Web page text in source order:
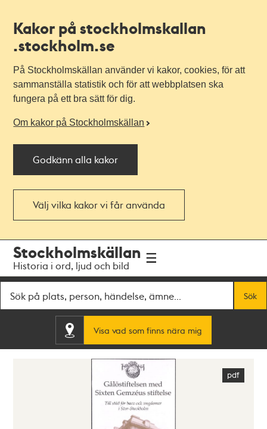
Kakor på stockholmskallan
.stockholm.se
På Stockholmskällan använder vi kakor, cookies, för att
sammanställa statistik och för att webbplatsen ska
fungera på ett bra sätt för dig.
Om kakor på Stockholmskällan
Godkänn alla kakor
Välj vilka kakor vi får använda
navigationen
huvudinnehållet
Stockholmskällan
Historia i ord, ljud och bild
Sök
Visa vad som finns nära mig